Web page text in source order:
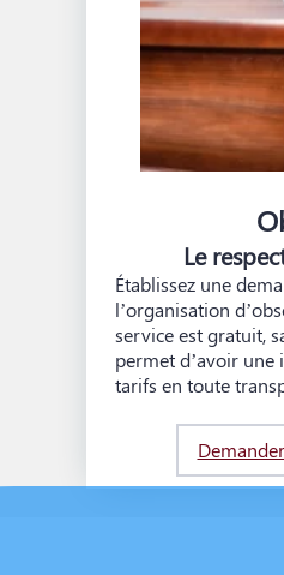
Le
Établissez une
l’organisation
service est gratuit,
permet d’avoir une
tarifs en toute